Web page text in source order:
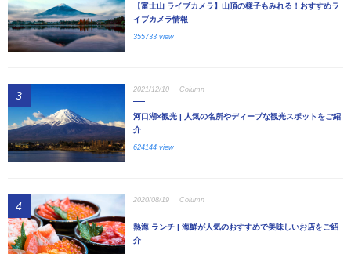
【富士山 ライブカメラ】山頂の様子もみれる！おすすめラ
イブカメラ情報
355733 view
3 2021/12/10 Column
河口湖×観光 | 人気の名所やディープな観光スポットをご紹
介
624144 view
4 2020/08/19 Column
熱海 ランチ | 海鮮が人気のおすすめで美味しいお店をご紹
介